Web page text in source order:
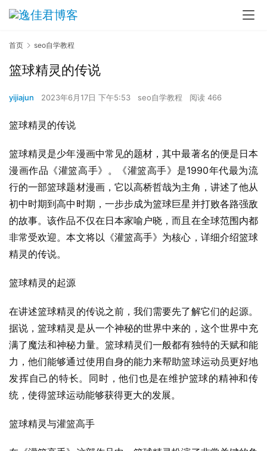
首页 seo自学教程
篮球精灵的传说
yijiajun 2023年6月17日 下午5:53 seo自学教程 阅读 466
篮球精灵的传说
篮球精灵是少年漫画中常见的题材，其中最著名的便是日本
漫画作品《灌篮高手》。《灌篮高手》是1990年代最为流
行的一部篮球题材漫画，它以高桥哲哉为主角，讲述了他从
初中时期到高中时期，一步步成为篮球巨星并打败各路强敌
的故事。该作品不仅在日本家喻户晓，而且在全球范围内都
非常受欢迎。本文将以《灌篮高手》为核心，详细介绍篮球
精灵的传说。
篮球精灵的起源
在讲述篮球精灵的传说之前，我们需要先了解它们的起源。
据说，篮球精灵是从一个神秘的世界中来的，这个世界中充
满了魔法和神秘力量。篮球精灵们一般都有独特的天赋和能
力，他们能够通过使用自身的能力来帮助篮球运动员更好地
发挥自己的特长。同时，他们也是在维护篮球的精神和传
统，使得篮球运动能够获得更大的发展。
篮球精灵与灌篮高手